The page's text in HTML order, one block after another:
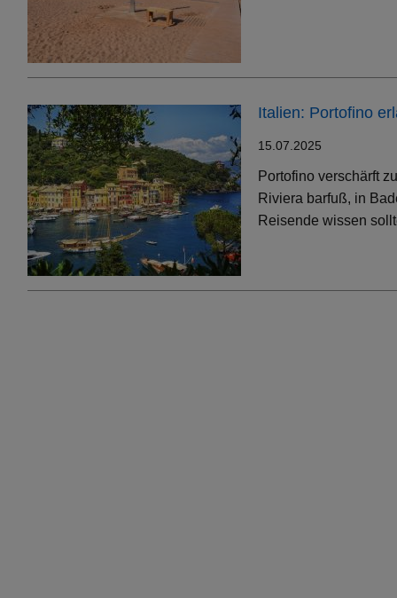
Italien: Portofino
15.07.2025
Portofino verschärft
Riviera barfuß, in
Reisende wissen